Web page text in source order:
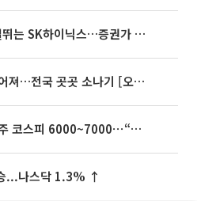
'불안과 기대 사이' 널뛰는 SK하이닉스…증권가 "HBM4·LTA 기반 펀터멘털 견고"
35도 안팎 무더위 이어져…전국 곳곳 소나기 [오늘 날씨]
[주간증시전망] 다음주 코스피 6000~7000⋯“外人 수급은 정책이 변수”
...나스닥 1.3% ↑